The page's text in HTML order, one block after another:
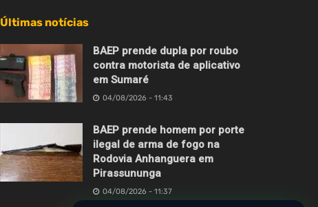
Últimas notícias
BAEP prende dupla por roubo
contra motorista de aplicativo
em Sumaré
04/08/2026 - 11:43
BAEP prende homem por porte
ilegal de arma de fogo na
Rodovia Anhanguera em
Pirassununga
04/08/2026 - 11:37